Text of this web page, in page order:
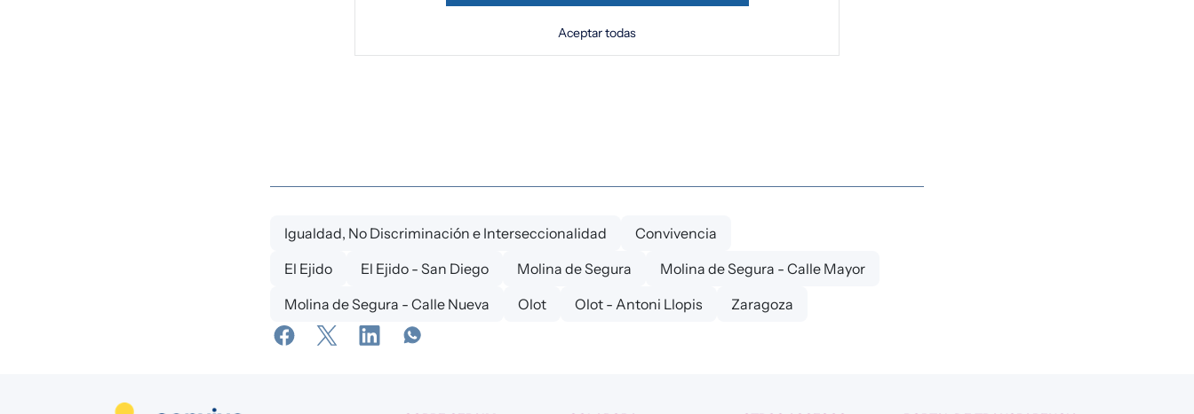
Aceptar todas
Igualdad, No Discriminación e Interseccionalidad
Convivencia
El Ejido
El Ejido - San Diego Molina de Segura
Molina de Segura - Calle Mayor
Molina de Segura - Calle Nueva
Olot Olot - Antoni Llopis Zaragoza